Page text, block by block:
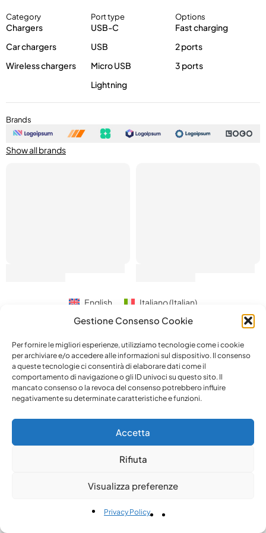
Gestione Consenso Cookie
Per fornire le migliori esperienze, utilizziamo tecnologie come i cookie
per archiviare e/o accedere alle informazioni sul dispositivo. Il consenso
a queste tecnologie ci consentirà di elaborare dati come il
comportamento di navigazione o gli ID univoci su questo sito. Il
mancato consenso o la revoca del consenso potrebbero influire
negativamente su determinate caratteristiche e funzioni.
Accetta
Rifiuta
Visualizza preferenze
Privacy Policy
Category
Chargers
Car chargers
Wireless chargers
Port type
USB-C
USB
Micro USB
Lightning
Options
Fast charging
2 ports
3 ports
Brands
Show all brands
English Italiano(Italian)